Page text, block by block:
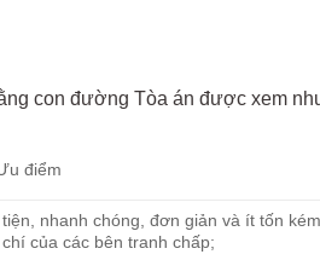
con đường Tòa án được xem
điểm
nhanh chóng, đơn giản và ít tốn kém
của các bên tranh chấp;